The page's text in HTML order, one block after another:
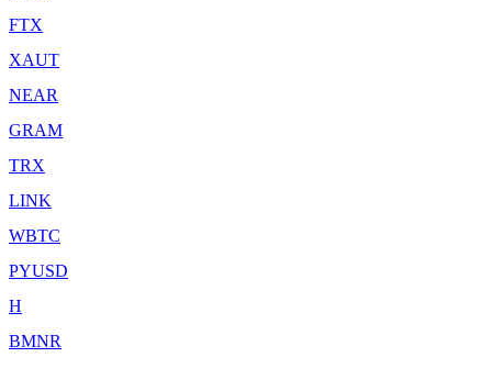
FTX
XAUT
NEAR
GRAM
TRX
LINK
WBTC
PYUSD
H
BMNR